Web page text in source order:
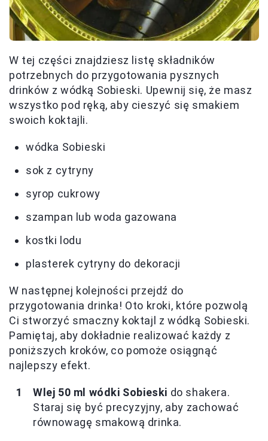
W tej części znajdziesz listę składników
potrzebnych do przygotowania pysznych
drinków z wódką Sobieski. Upewnij się, że masz
wszystko pod ręką, aby cieszyć się smakiem
swoich koktajli.
wódka Sobieski
sok z cytryny
syrop cukrowy
szampan lub woda gazowana
kostki lodu
plasterek cytryny do dekoracji
W następnej kolejności przejdź do
przygotowania drinka! Oto kroki, które pozwolą
Ci stworzyć smaczny koktajl z wódką Sobieski.
Pamiętaj, aby dokładnie realizować każdy z
poniższych kroków, co pomoże osiągnąć
najlepszy efekt.
Wlej 50 ml wódki Sobieski do shakera.
Staraj się być precyzyjny, aby zachować
równowagę smakową drinka.